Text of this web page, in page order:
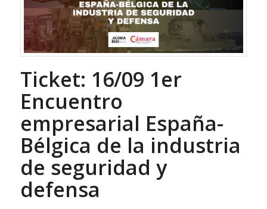
Ticket: 16/09 1er
Encuentro
empresarial España-
Bélgica de la industria
de seguridad y
defensa